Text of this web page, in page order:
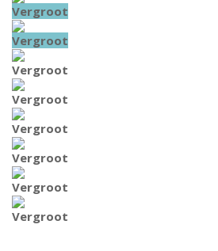
Vergroot
Vergroot
Vergroot
Vergroot
Vergroot
Vergroot
Vergroot
Vergroot